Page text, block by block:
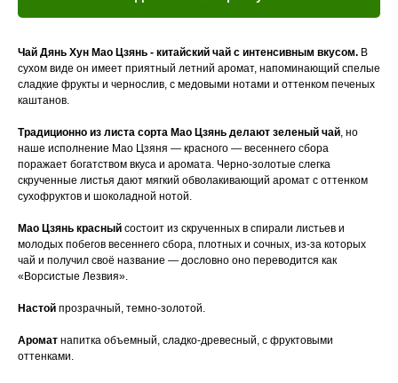
Чай Дянь Хун Мао Цзянь - китайский чай с интенсивным вкусом. В
сухом виде он имеет приятный летний аромат, напоминающий спелые
сладкие фрукты и чернослив, с медовыми нотами и оттенком печеных
каштанов.
Традиционно из листа сорта Мао Цзянь делают зеленый чай, но
наше исполнение Мао Цзяня — красного — весеннего сбора
поражает богатством вкуса и аромата. Черно-золотые слегка
скрученные листья дают мягкий обволакивающий аромат с оттенком
сухофруктов и шоколадной нотой.
Мао Цзянь красный состоит из скрученных в спирали листьев и
молодых побегов весеннего сбора, плотных и сочных, из-за которых
чай и получил своё название — дословно оно переводится как
«Ворсистые Лезвия».
Настой прозрачный, темно-золотой.
Аромат напитка объемный, сладко-древесный, с фруктовыми
оттенками.